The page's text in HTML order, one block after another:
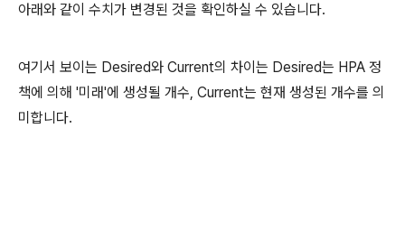
아래와 같이 수치가 변경된 것을 확인하실 수 있습니다.
여기서 보이는 Desired와 Current의 차이는 Desired는 HPA 정
책에 의해 '미래'에 생성될 개수, Current는 현재 생성된 개수를 의
미합니다.